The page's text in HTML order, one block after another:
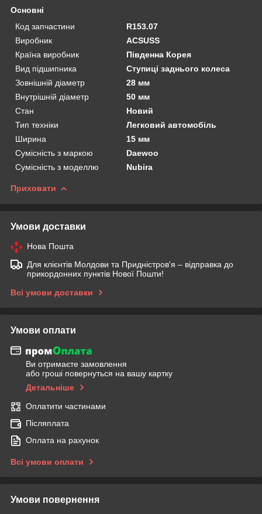
Основні
Код запчастини
R153.07
Виробник
ACSUSS
Країна виробник
Південна Корея
Вид підшипника
Ступиці заднього колеса
Зовнішній діаметр
28 мм
Внутрішній діаметр
50 мм
Стан
Новий
Тип техніки
Легковий автомобіль
Ширина
15 мм
Сумісність з маркою
Daewoo
Сумісність з моделлю
Nubira
Приховати
Умови доставки
Нова Пошта
Для клієнтів Молдови та Придністров'я – відправка до
прикордонних пунктів Нової Пошти!
Всі умови доставки
Умови оплати
Ви отримаєте замовлення
або гроші повернуться на вашу картку
Детальніше
Оплатити частинами
Післяплата
Оплата на рахунок
Всі умови оплати
Умови повернення